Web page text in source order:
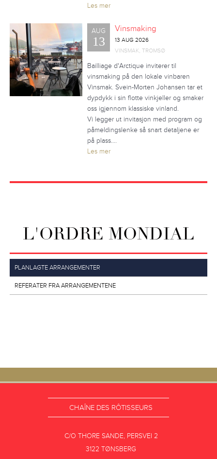
L'ORDRE MONDIAL
PLANLAGTE ARRANGEMENTER
REFERATER FRA ARRANGEMENTENE
Les mer
AUG
13
Vinsmaking
13 AUG 2026
VINSMAK, TROMSØ
Bailliage d'Arctique inviterer til
vinsmaking på den lokale vinbaren
Vinsmak. Svein-Morten Johansen tar et
dypdykk i sin flotte vinkjeller og smaker
oss igjennom klassiske vinland.
Vi legger ut invitasjon med program og
påmeldingslenke så snart detaljene er
på plass.…
Les mer
CHAÎNE DES RÔTISSEURS
C/O THORE SANDE, PERSVEI 2
3122 TØNSBERG